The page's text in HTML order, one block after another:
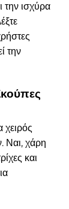
την ισχύρα
την
χειρός
Ναι, χάρη
και